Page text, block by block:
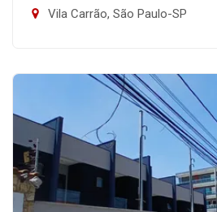
Vila Carrão, São Paulo-SP